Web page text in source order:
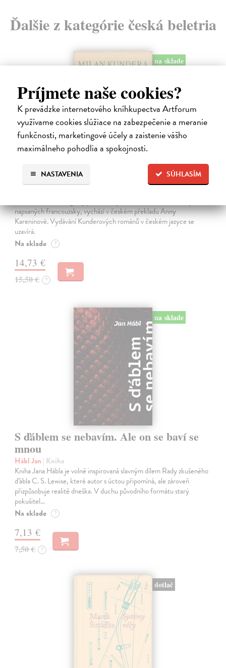
Príjmete naše cookies?
K prevádzke internetového kníhkupectva Artforum
využívame cookies slúžiace na zabezpečenie a meranie
funkčnosti, marketingové účely a zaistenie vášho
maximálneho pohodlia a spokojnosti.
SÚHLASÍM
NASTAVENIA
Ďalšie z kategórie česká beletria
na sklade
Pomalost
napsaných francouzsky, vychází v českém překladu Anny
Kareninové. Vydávání Kunderových románů v českém jazyce se
uzavírá.
Na sklade ?
14,73 €
15,50 € ?
na sklade
S ďáblem se nebavím. Ale on se baví se
mnou
Hábl Jan | Kniha
Kniha Jana Hábla je volně inspirovaná slavným dílem Rady zkušeného
ďábla C. S. Lewise, které autor s úctou připomíná, ale zároveň
přizpůsobuje realitě dneška. V duchu původního formátu starý
pokušitel…
Na sklade ?
7,13 €
7,50 € ?
dotlač